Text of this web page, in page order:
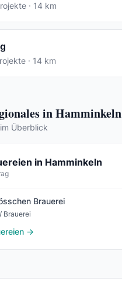
· 14 km
· 14 km
in Hamminkeln
Überblick
in Hamminkeln
Brauerei
Brauerei
→